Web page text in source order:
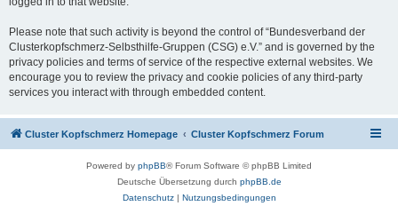
Please note that such activity is beyond the control of “Bundesverband der
Clusterkopfschmerz-Selbsthilfe-Gruppen (CSG) e.V.” and is governed by the
privacy policies and terms of service of the respective external websites. We
encourage you to review the privacy and cookie policies of any third-party
services you interact with through embedded content.
Cluster Kopfschmerz Homepage Cluster Kopfschmerz Forum
Powered by phpBB® Forum Software © phpBB Limited
Deutsche Übersetzung durch phpBB.de
Datenschutz| Nutzungsbedingungen